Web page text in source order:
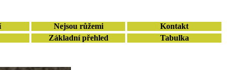
Nejsou růžemi
Kontakt
Základní přehled
Tabulka